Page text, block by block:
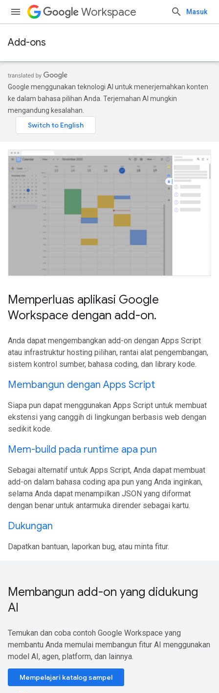
Workspace Masuk
Add-ons
Google menggunakan teknologi AI untuk menerjemahkan konten
ke dalam bahasa pilihan Anda. Terjemahan AI mungkin
mengandung kesalahan.
Memperluas aplikasi Google
Workspace dengan add-on.
Anda dapat mengembangkan add-on dengan Apps Script
atau infrastruktur hosting pilihan, rantai alat pengembangan,
sistem kontrol sumber, bahasa coding, dan library kode.
Membangun dengan Apps Script
Siapa pun dapat menggunakan Apps Script untuk membuat
ekstensi yang canggih di lingkungan berbasis web dengan
sedikit kode.
Mem-build pada runtime apa pun
Sebagai alternatif untuk Apps Script, Anda dapat membuat
add-on dalam bahasa coding apa pun yang Anda inginkan,
selama Anda dapat menampilkan JSON yang diformat
dengan benar untuk antarmuka dirender sebagai kartu.
Dukungan
Dapatkan bantuan, laporkan bug, atau minta fitur.
Membangun add-on yang didukung
AI
Temukan dan coba contoh Google Workspace yang
membantu Anda memulai membangun fitur AI menggunakan
model AI, agen, platform, dan lainnya.
Mempelajari katalog sampel